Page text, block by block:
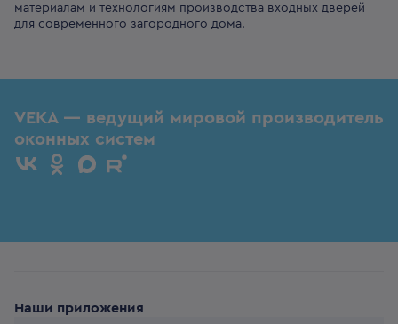
материалам и технологиям производства входных дверей
для современного загородного дома.
VEKA — ведущий мировой производитель
оконных систем
Наши приложения